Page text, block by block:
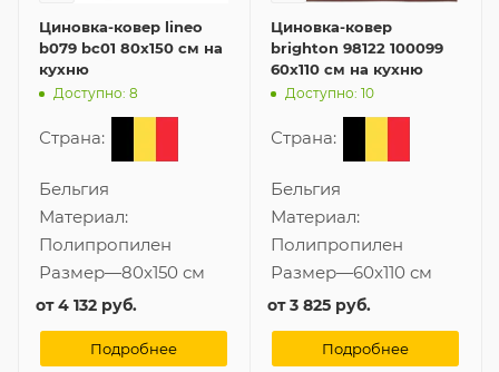
Циновка-ковер lineo
b079 bc01 80x150 см на
кухню
Доступно: 8
Страна:
Бельгия
Материал:
Полипропилен
Размер—80x150 см
от4 132 руб.
Подробнее
Циновка-ковер
brighton 98122 100099
60x110 см на кухню
Доступно: 10
Страна:
Бельгия
Материал:
Полипропилен
Размер—60x110 см
от3 825 руб.
Подробнее